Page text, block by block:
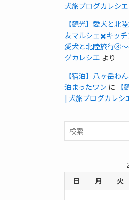
犬旅ブログカレシエ
【観光】愛犬と北
友マルシェ✖️キッ
愛犬と北陸旅行③
グカレシエ より
【宿泊】八ヶ岳わ
泊まったワン に
| 犬旅ブログカレシ
日 月 火